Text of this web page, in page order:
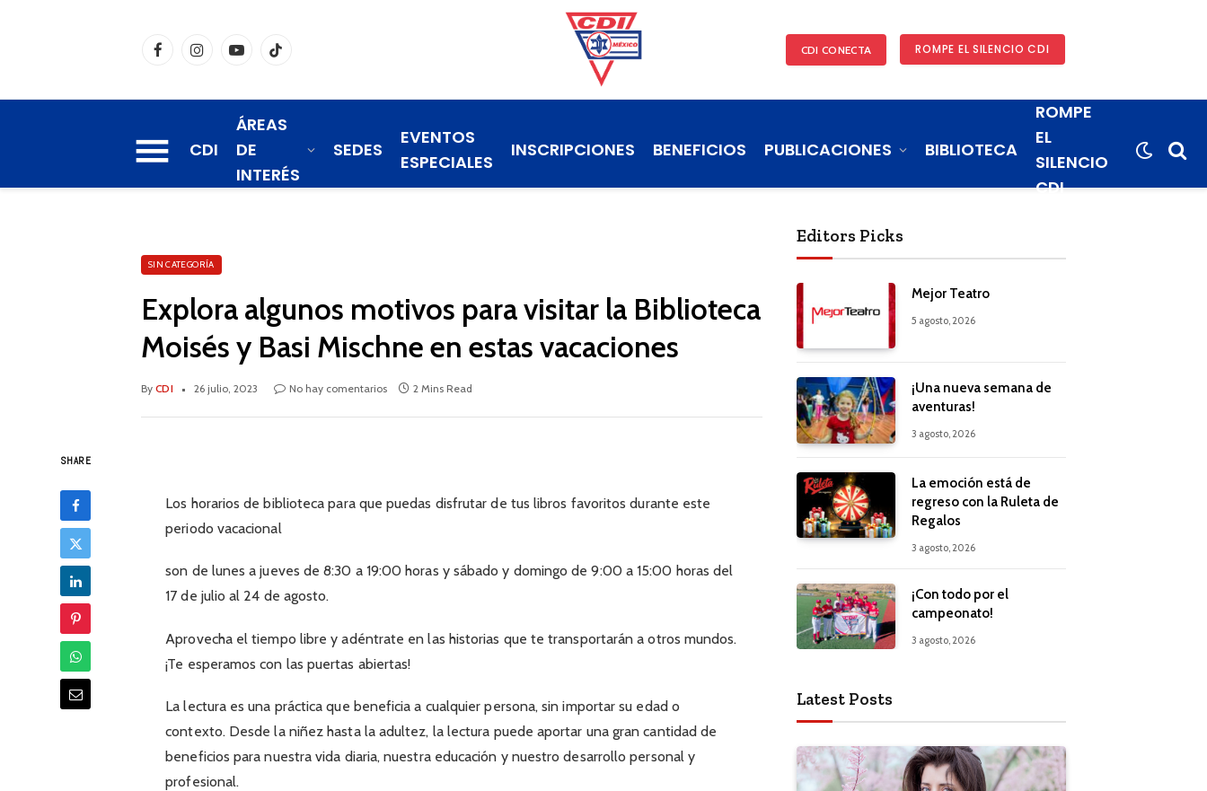
FacebookInstagramYouTubeTikTok CDI CONECTA ROMPE EL SILENCIO CDI
CDI
ÁREAS
DE
INTERÉS
SEDES
EVENTOS
ESPECIALES
INSCRIPCIONES BENEFICIOS PUBLICACIONES BIBLIOTECA
ROMPE
EL
SILENCIO
CDI
SIN CATEGORÍA
Explora algunos motivos para visitar la Biblioteca
Moisés y Basi Mischne en estas vacaciones
By CDI 26 julio, 2023 No hay comentarios 2 Mins Read
SHARE
Los horarios de biblioteca para que puedas disfrutar de tus libros favoritos durante este
periodo vacacional
son de lunes a jueves de 8:30 a 19:00 horas y sábado y domingo de 9:00 a 15:00 horas del
17 de julio al 24 de agosto.
Aprovecha el tiempo libre y adéntrate en las historias que te transportarán a otros mundos.
¡Te esperamos con las puertas abiertas!
La lectura es una práctica que beneficia a cualquier persona, sin importar su edad o
contexto. Desde la niñez hasta la adultez, la lectura puede aportar una gran cantidad de
beneficios para nuestra vida diaria, nuestra educación y nuestro desarrollo personal y
profesional.
Editors Picks
Mejor Teatro
5 agosto, 2026
¡Una nueva semana de
aventuras!
3 agosto, 2026
La emoción está de
regreso con la Ruleta de
Regalos
3 agosto, 2026
¡Con todo por el
campeonato!
3 agosto, 2026
Latest Posts